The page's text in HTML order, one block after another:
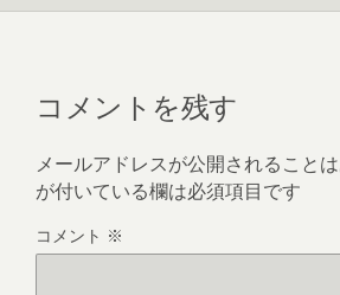
コメントを残す
メールアドレスが公開されることは
が付いている欄は必須項目です
コメント ※